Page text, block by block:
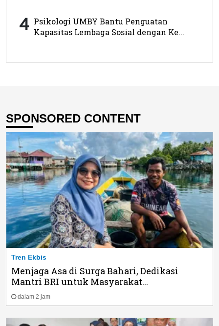
4 Psikologi UMBY Bantu Penguatan
Kapasitas Lembaga Sosial dengan Ke...
SPONSORED CONTENT
Tren Ekbis
Menjaga Asa di Surga Bahari, Dedikasi
Mantri BRI untuk Masyarakat...
dalam 2 jam